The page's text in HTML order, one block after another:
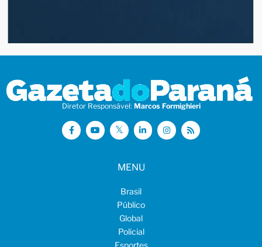
Diretor Responsável: Marcos Formighieri
MENU
Brasil
Público
Global
Policial
Esportes